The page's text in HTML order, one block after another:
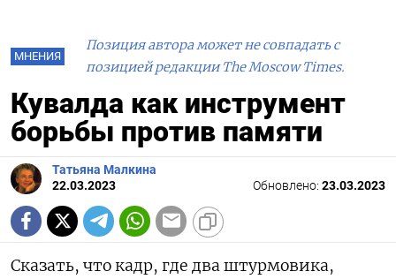
МНЕНИЯ
Позиция автора может не совпадать с
позицией редакции The Moscow Times.
Кувалда как инструмент
борьбы против памяти
Татьяна Малкина
22.03.2023
Обновлено: 23.03.2023
Сказать, что кадр, где два штурмовика,